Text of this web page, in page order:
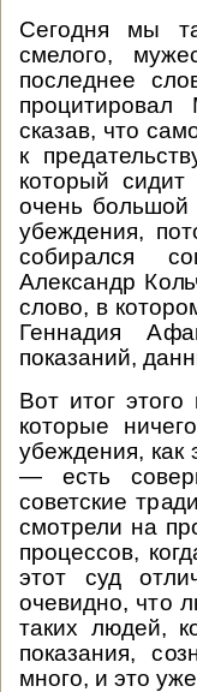
Сегодня мы
смелого,
последнее
сказав, что
к
который
очень большой
убеждения,
собирался
Александр
слово, в
Геннадия
показаний,
Вот итог
которые
убеждения, как
— есть
советские
смотрели на
процессов,
этот суд
очевидно, что
таких людей,
показания,
много, и это